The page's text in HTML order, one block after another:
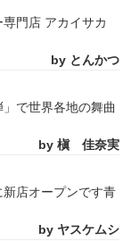
門店 アカイサカ
by とんかつ
で世界各地の舞曲
by 槇 佳奈実
店オープンです青
by ヤスケムシ